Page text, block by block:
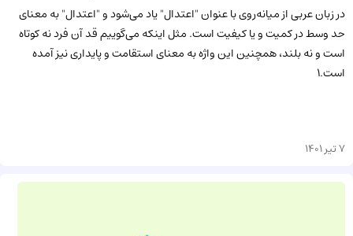
در زبان عربی از میانه‌روی با عنوان "اعتدال" یاد می‌شود و "اعتدال" به معنای
حد وسط در کمیت و یا کیفیت است. مثل اینکه می‌گوییم قد آن فرد نه کوتاه
است و نه بلند، همچنین این واژه به معنای استقامت و پایداری نیز آمده
است.1
7 تیر 1401